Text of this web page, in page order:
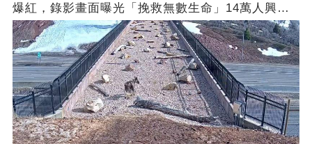
爆紅，錄影畫面曝光「挽救無數生命」14萬人興奮
歡呼